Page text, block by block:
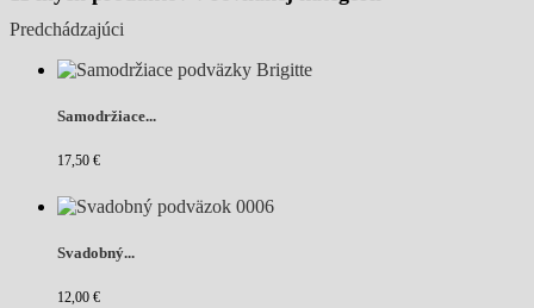
Predchádzajúci
Samodržiace...
17,50 €
Svadobný...
12,00 €